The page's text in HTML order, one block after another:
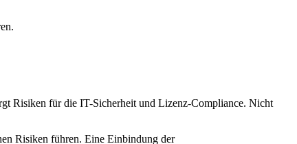
Risiken für die IT-Sicherheit und Lizenz-Compliance. Nicht
Risiken führen. Eine Einbindung der